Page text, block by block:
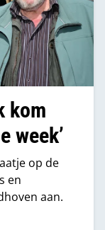
kom
week’
op de
en
aan.